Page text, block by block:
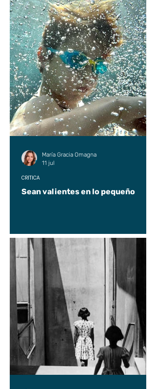
Sean valientes en lo pequeño
CRÍTICA
María Gracia Omagna
11 jul